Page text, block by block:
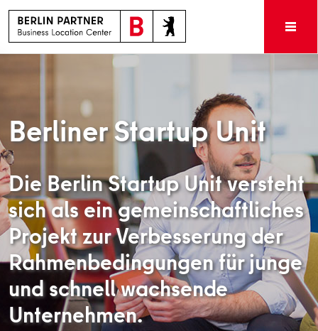
Berliner Startup Unit
Die Berlin Startup Unit versteht
sich als ein gemeinschaftliches
Projekt zur Verbesserung der
Rahmenbedingungen für junge
und schnell wachsende
Unternehmen.